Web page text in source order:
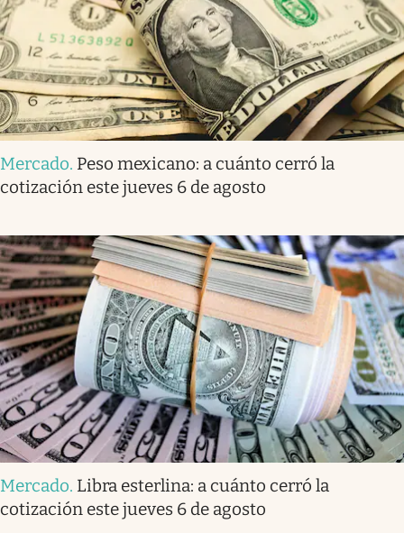
Mercado. Peso mexicano: a cuánto cerró la
cotización este jueves 6 de agosto
Mercado. Libra esterlina: a cuánto cerró la
cotización este jueves 6 de agosto